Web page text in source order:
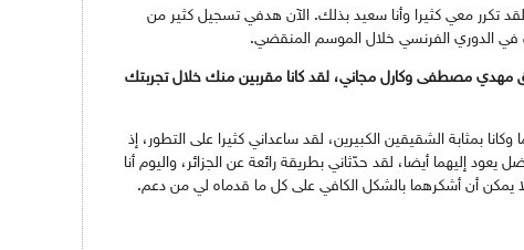
تكرر معي كثيرا وأنا سعيد بذلك. الآن هدفي تسجيل كثير من
في الدوري الفرنسي خلال الموسم المنقضي.
مهدي مصطفى وكارل مجاني، لقد كانا مقربين منك خلال تجربتك
وكانا بمثابة الشقيقين الكبيرين، لقد ساعداني كثيرا على التطور، إذ
إليهما أيضا، لقد حدّثاني بطريقة رائعة عن الجزائر، واليوم أنا
لا يمكن أن أشكرهما بالشكل الكافي على كل ما قدماه لي من دعم.